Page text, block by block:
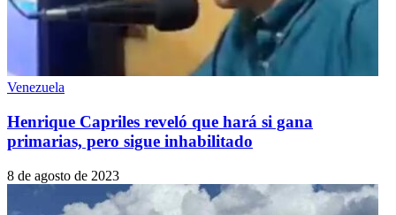
Venezuela
Henrique Capriles reveló que hará si gana
primarias, pero sigue inhabilitado
8 de agosto de 2023